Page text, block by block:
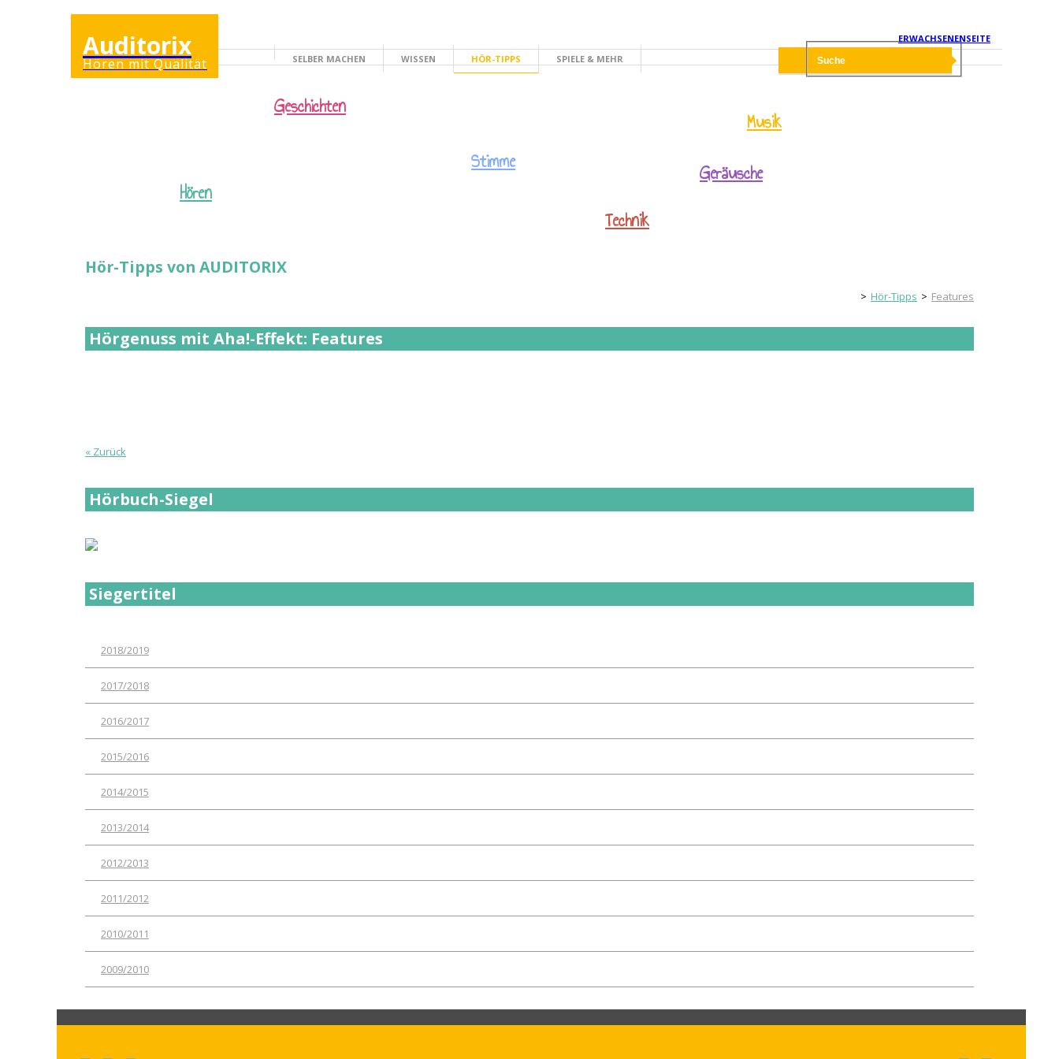
ERWACHSENENSEITE
Auditorix
Hören mit Qualität KINDERSEITE
SELBER MACHEN WISSEN HÖR-TIPPS SPIELE & MEHR
Hören
Geschichten
Stimme
Technik
Musik
Geräusche
Hör-Tipps von AUDITORIX
KinderseiteHör-Tipps Features
Hörgenuss mit Aha!-Effekt: Features
« Zurück
Hörbuch-Siegel
Siegertitel
2018/2019
2017/2018
2016/2017
2015/2016
2014/2015
2013/2014
2012/2013
2011/2012
2010/2011
2009/2010